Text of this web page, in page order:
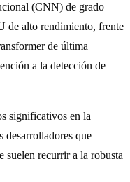
(CNN) de grado
de alto rendimiento, frente
de última
a la detección de
significativos en la
que
suelen recurrir a la robusta